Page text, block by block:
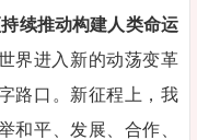
续推动构建人类命运
界进入新的动荡变革
路口。新征程上，我
和平、发展、合作、